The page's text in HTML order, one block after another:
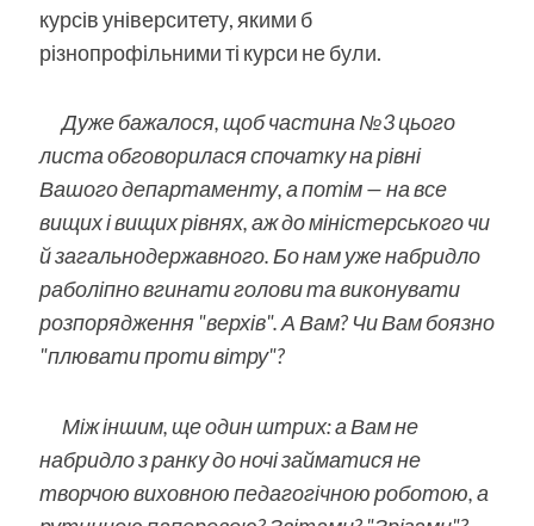
курсів університету, якими б
різнопрофільними ті курси не були.
Дуже бажалося, щоб частина №3 цього
листа обговорилася спочатку на рівні
Вашого департаменту, а потім — на все
вищих і вищих рівнях, аж до міністерського чи
й загальнодержавного. Бо нам уже набридло
раболіпно вгинати голови та виконувати
розпорядження "верхів". А Вам? Чи Вам боязно
"плювати проти вітру"?
Між іншим, ще один штрих: а Вам не
набридло з ранку до ночі займатися не
творчою виховною педагогічною роботою, а